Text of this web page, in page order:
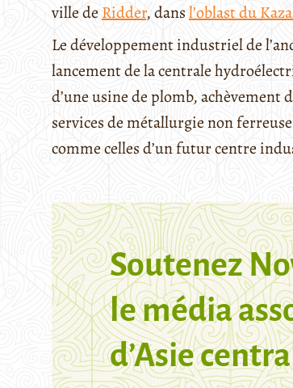
ville de Ridder, dansl’oblast du
Le développement industriel de
lancement de la centrale
d’une usine de plomb, achèvement
services de métallurgie non
comme celles d’un futur centre
Soutenez
le média
d’Asie